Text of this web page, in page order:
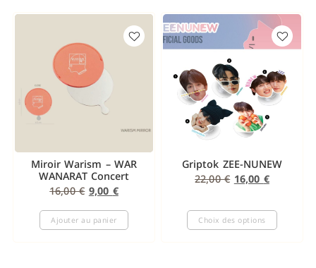
Miroir Warism – WAR
WANARAT Concert
16,00€ 9,00 €
Ajouter au panier
Griptok ZEE-NUNEW
22,00€ 16,00 €
Choix des options